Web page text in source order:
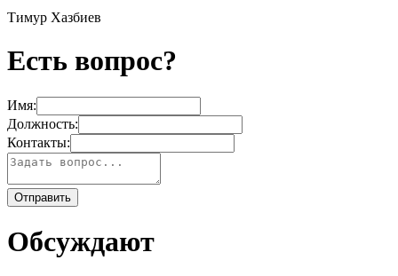
Тимур Хазбиев
Есть вопрос?
Имя:
Должность:
Контакты:
Обсуждают